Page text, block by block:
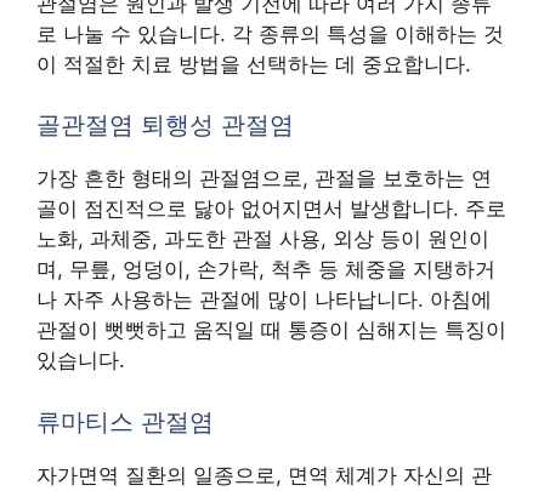
로 나눌 수 있습니다. 각 종류의 특성을 이해하는 것
이 적절한 치료 방법을 선택하는 데 중요합니다.
골관절염 퇴행성 관절염
가장 흔한 형태의 관절염으로, 관절을 보호하는 연
골이 점진적으로 닳아 없어지면서 발생합니다. 주로
노화, 과체중, 과도한 관절 사용, 외상 등이 원인이
며, 무릎, 엉덩이, 손가락, 척추 등 체중을 지탱하거
나 자주 사용하는 관절에 많이 나타납니다. 아침에
관절이 뻣뻣하고 움직일 때 통증이 심해지는 특징이
있습니다.
류마티스 관절염
자가면역 질환의 일종으로, 면역 체계가 자신의 관